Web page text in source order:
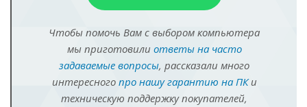
Чтобы помочь Вам с выбором компьютера
мы приготовили ответы на часто
задаваемые вопросы, рассказали много
интересного про нашу гарантию на ПКи
техническую поддержку покупателей,